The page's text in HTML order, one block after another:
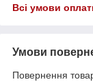
Всі умови
Умови
Повернення